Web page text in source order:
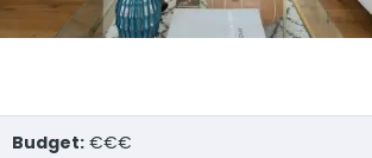
Budget: €€€